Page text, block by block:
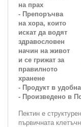
на прах
- Препоръчва
на хора, които
искат да водят
здравословен
начин на живот
и се грижат за
правилното
хранене
- Продукт в
- Произведено в
Пектин е
първичната